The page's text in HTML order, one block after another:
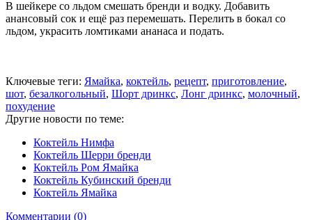
В шейкере со льдом смешать бренди и водку. Добавить
анансовый сок и ещё раз перемешать. Перелить в бокал со
льдом, украсить ломтиками ананаса и подать.
Ключевые теги: Ямайка, коктейль, рецепт, приготовление,
шот, безалкогольный, Шорт дринкс, Лонг дринкс, молочный,
похудение
Другие новости по теме:
Коктейль Нимфа
Коктейль Шерри бренди
Коктейль Ром Ямайка
Коктейль Кубинский бренди
Коктейль Ямайка
Комментарии (0)